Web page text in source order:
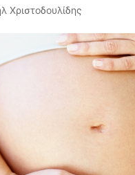
Χριστοδουλίδης